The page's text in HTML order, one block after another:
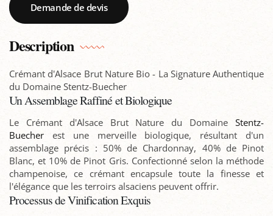
Demande de devis
Description
Crémant d'Alsace Brut Nature Bio - La Signature Authentique
du Domaine Stentz-Buecher
Un Assemblage Raffiné et Biologique
Le Crémant d'Alsace Brut Nature du Domaine Stentz-
Buecher est une merveille biologique, résultant d'un
assemblage précis : 50% de Chardonnay, 40% de Pinot
Blanc, et 10% de Pinot Gris. Confectionné selon la méthode
champenoise, ce crémant encapsule toute la finesse et
l'élégance que les terroirs alsaciens peuvent offrir.
Processus de Vinification Exquis